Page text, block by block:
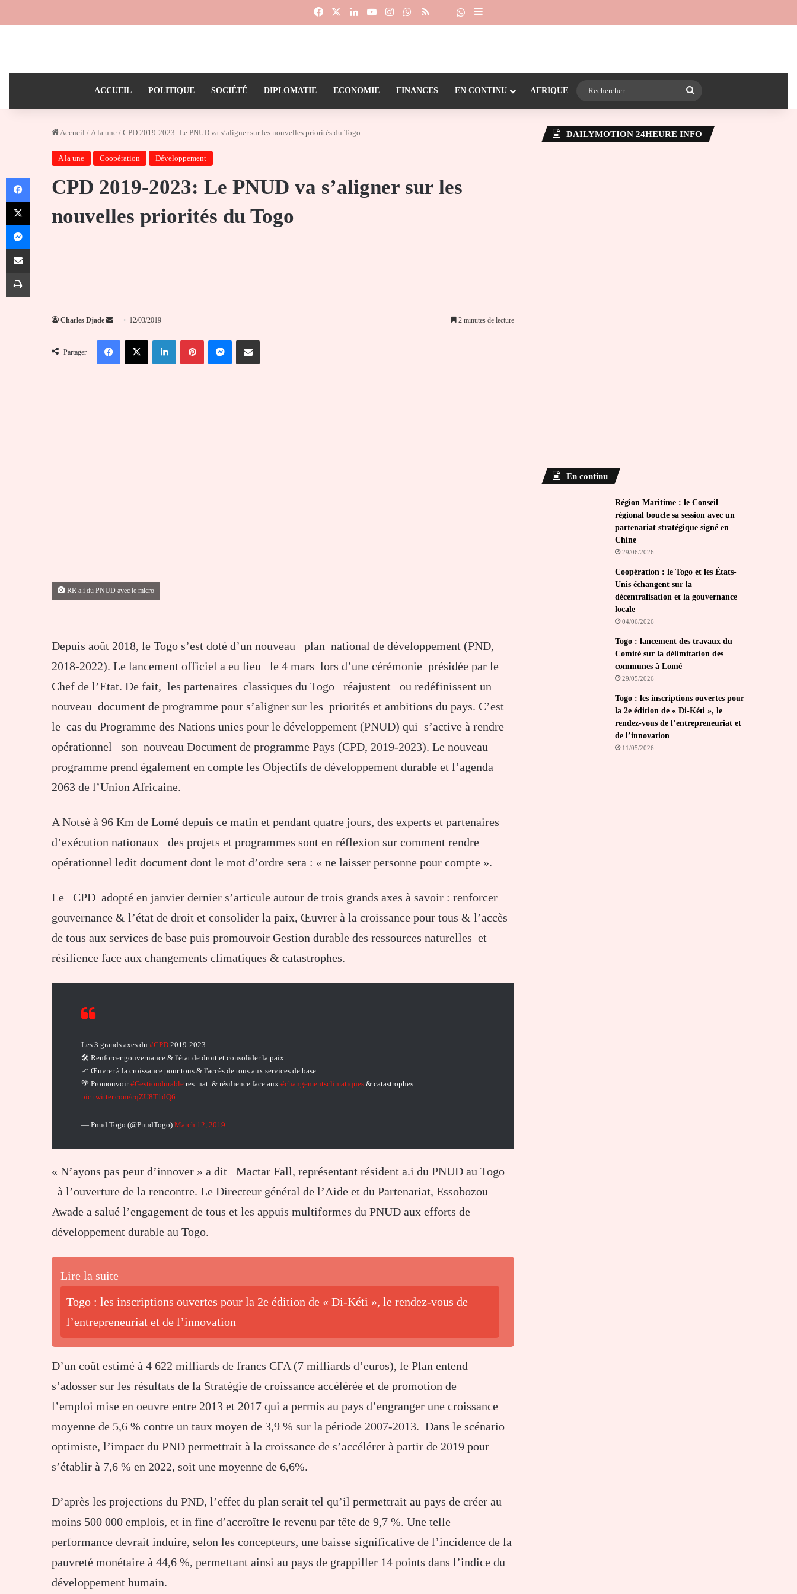
FacebookLinkedinYouTubeInstagramWhatsApp
RSS Dailymotion
Suivre la chaîne 24heureinfo sur WhatsApp
Sidebar (barre latérale)
ACCUEIL POLITIQUE SOCIÉTÉ DIPLOMATIE ECONOMIE FINANCES EN CONTINU AFRIQUE
Accueil / A la une / CPD 2019-2023: Le PNUD va s’aligner sur les nouvelles priorités du Togo
A la une Coopération Développement
CPD 2019-2023: Le PNUD va s’aligner sur les
nouvelles priorités du Togo
Charles Djade
Envoyer
courriel
12/03/2019 2 minutes de lecture
Partager
FacebookX LinkedinPinterestMessengerPartager par email
RR a.i du PNUD avec le micro
Depuis août 2018, le Togo s’est doté d’un nouveau plan national de développement (PND,
2018-2022). Le lancement officiel a eu lieu le 4 mars lors d’une cérémonie présidée par le
Chef de l’Etat. De fait, les partenaires classiques du Togo réajustent ou redéfinissent un
nouveau document de programme pour s’aligner sur les priorités et ambitions du pays. C’est
le cas du Programme des Nations unies pour le développement (PNUD) qui s’active à rendre
opérationnel son nouveau Document de programme Pays (CPD, 2019-2023). Le nouveau
programme prend également en compte les Objectifs de développement durable et l’agenda
2063 de l’Union Africaine.
A Notsè à 96 Km de Lomé depuis ce matin et pendant quatre jours, des experts et partenaires
d’exécution nationaux des projets et programmes sont en réflexion sur comment rendre
opérationnel ledit document dont le mot d’ordre sera : « ne laisser personne pour compte ».
Le CPD adopté en janvier dernier s’articule autour de trois grands axes à savoir : renforcer
gouvernance & l’état de droit et consolider la paix, Œuvrer à la croissance pour tous & l’accès
de tous aux services de base puis promouvoir Gestion durable des ressources naturelles et
résilience face aux changements climatiques & catastrophes.
Les 3 grands axes du #CPD 2019-2023 :
🛠 Renforcer gouvernance & l'état de droit et consolider la paix
📈 Œuvrer à la croissance pour tous & l'accès de tous aux services de base
🌴 Promouvoir#Gestiondurable res. nat. & résilience face aux #changementsclimatiques & catastrophes
pic.twitter.com/cqZU8T1dQ6
— Pnud Togo (@PnudTogo) March 12, 2019
« N’ayons pas peur d’innover » a dit Mactar Fall, représentant résident a.i du PNUD au Togo
à l’ouverture de la rencontre. Le Directeur général de l’Aide et du Partenariat, Essobozou
Awade a salué l’engagement de tous et les appuis multiformes du PNUD aux efforts de
développement durable au Togo.
Lire la suite
Togo : les inscriptions ouvertes pour la 2e édition de « Di-Kéti », le rendez-vous de
l’entrepreneuriat et de l’innovation
D’un coût estimé à 4 622 milliards de francs CFA (7 milliards d’euros), le Plan entend
s’adosser sur les résultats de la Stratégie de croissance accélérée et de promotion de
l’emploi mise en oeuvre entre 2013 et 2017 qui a permis au pays d’engranger une croissance
moyenne de 5,6 % contre un taux moyen de 3,9 % sur la période 2007-2013. Dans le scénario
optimiste, l’impact du PND permettrait à la croissance de s’accélérer à partir de 2019 pour
s’établir à 7,6 % en 2022, soit une moyenne de 6,6%.
D’après les projections du PND, l’effet du plan serait tel qu’il permettrait au pays de créer au
moins 500 000 emplois, et in fine d’accroître le revenu par tête de 9,7 %. Une telle
performance devrait induire, selon les concepteurs, une baisse significative de l’incidence de la
pauvreté monétaire à 44,6 %, permettant ainsi au pays de grappiller 14 points dans l’indice du
développement humain.
DAILYMOTION 24HEURE INFO
En continu
Région Maritime : le Conseil
régional boucle sa session avec un
partenariat stratégique signé en
Chine
29/06/2026
Coopération : le Togo et les États-
Unis échangent sur la
décentralisation et la gouvernance
locale
04/06/2026
Togo : lancement des travaux du
Comité sur la délimitation des
communes à Lomé
29/05/2026
Togo : les inscriptions ouvertes pour
la 2e édition de « Di-Kéti », le
rendez-vous de l’entrepreneuriat et
de l’innovation
11/05/2026
Facebook
X
Messenger
Partager par email